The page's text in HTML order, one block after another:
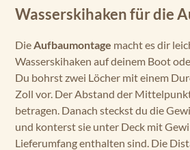
Wasserskihaken für die
DieAufbaumontage macht es dir
Wasserskihaken auf deinem Boot
Du bohrst zwei Löcher mit einem
Zoll vor. Der Abstand der
betragen. Danach steckst du die
und konterst sie unter Deck mit
Lieferumfang enthalten sind. Die